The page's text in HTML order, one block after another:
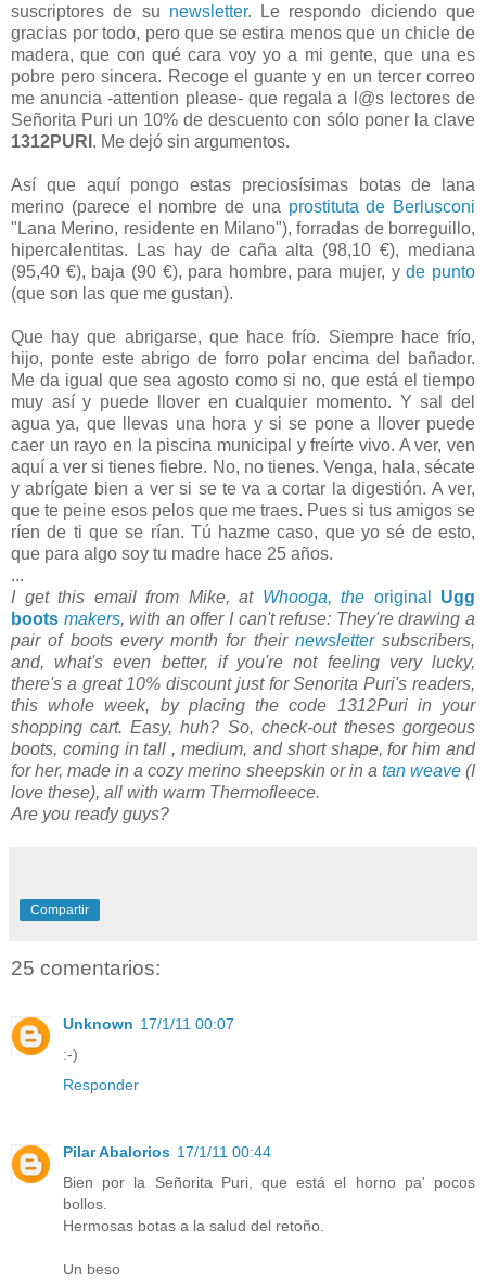
suscriptores de su newsletter. Le respondo diciendo que
gracias por todo, pero que se estira menos que un chicle de
madera, que con qué cara voy yo a mi gente, que una es
pobre pero sincera. Recoge el guante y en un tercer correo
me anuncia -attention please- que regala a l@s lectores de
Señorita Puri un 10% de descuento con sólo poner la clave
1312PURI . Me dejó sin argumentos.
Así que aquí pongo estas preciosísimas botas de lana
merino (parece el nombre de una prostituta de Berlusconi
"Lana Merino, residente en Milano"), forradas de borreguillo,
hipercalentitas. Las hay de caña alta (98,10 €), mediana
(95,40 €), baja (90 €), para hombre, para mujer, yde punto
(que son las que me gustan).
Que hay que abrigarse, que hace frío. Siempre hace frío,
hijo, ponte este abrigo de forro polar encima del bañador.
Me da igual que sea agosto como si no, que está el tiempo
muy así y puede llover en cualquier momento. Y sal del
agua ya, que llevas una hora y si se pone a llover puede
caer un rayo en la piscina municipal y freírte vivo. A ver, ven
aquí a ver si tienes fiebre. No, no tienes. Venga, hala, sécate
y abrígate bien a ver si se te va a cortar la digestión. A ver,
que te peine esos pelos que me traes. Pues si tus amigos se
ríen de ti que se rían. Tú hazme caso, que yo sé de esto,
que para algo soy tu madre hace 25 años.
...
I get this email from Mike, at Whooga, the original Ugg
boots makers, with an offer I can't refuse: They're drawing a
pair of boots every month for their newsletter subscribers,
and, what's even better, if you're not feeling very lucky,
there's a great 10% discount just for Senorita Puri's readers,
this whole week, by placing the code 1312Puri in your
shopping cart. Easy, huh? So, check-out theses gorgeous
boots, coming in tall , medium, and short shape, for him and
for her, made in a cozy merino sheepskin or in a tan weave(I
love these), all with warm Thermofleece.
Are you ready guys?
Compartir
25 comentarios:
Unknown 17/1/11 00:07
:-)
Responder
Pilar Abalorios 17/1/11 00:44
Bien por la Señorita Puri, que está el horno pa' pocos
bollos.
Hermosas botas a la salud del retoño.
Un beso